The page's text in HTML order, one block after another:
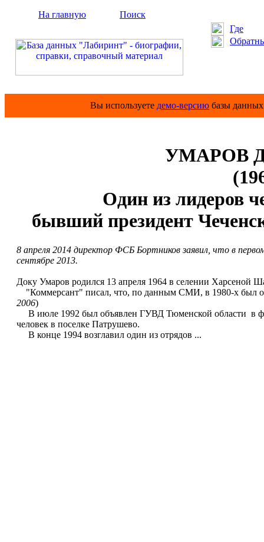
На главную
Поиск
Где
Вы используете демо-версию базы
УМАРОВ
Один из лидеров
бывший президент
8 апреля 2014 директор ФСБ Бортников заявил, что в
сентябре 2013.
Доку Умаров родился 13 апреля 1964 в селении Харсеной
"Коммерсант" писал, что, по данным СМИ, в 1980-х был
2006)
В июле 1992 был объявлен ГУВД Тюменской области в
человек в поселке Патрушево.
В конце 1994 возглавил один из отрядов ...